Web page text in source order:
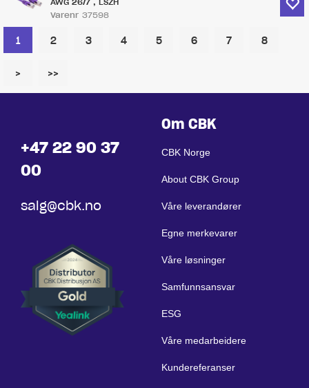
Varenr 37598
1 2 3 4 5 6 7 8
> >>
+47 22 90 37
00
salg@cbk.no
Om CBK
CBK Norge
About CBK Group
Våre leverandører
Egne merkevarer
Våre løsninger
Samfunnsansvar
ESG
Våre medarbeidere
Kundereferanser